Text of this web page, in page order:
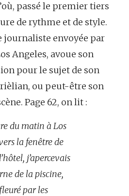
passé le premier tiers
de rythme et de style.
journaliste envoyée par
Angeles, avoue son
pour le sujet de son
ou peut-être son
Page 62, on lit :
du matin à Los
la fenêtre de
j’apercevais
de la piscine,
par les